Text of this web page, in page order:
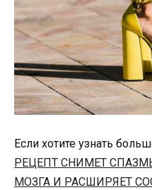
Если хотите узнать
РЕЦЕПТ СНИМЕТ
МОЗГА И РАСШИРЯЕТ